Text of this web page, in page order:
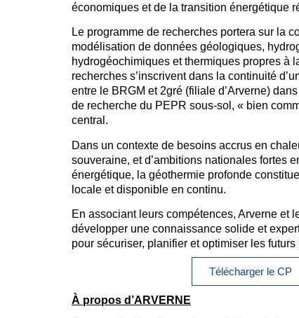
économiques et de la transition énergétique
Le programme de recherches portera sur la
modélisation de données géologiques,
hydrogéochimiques et thermiques propres à
recherches s’inscrivent dans la continuité
entre le BRGM et 2gré (filiale d’Arverne)
de recherche du PEPR sous-sol, « bien
central.
Dans un contexte de besoins accrus en
souveraine, et d’ambitions nationales fortes
énergétique, la géothermie profonde
locale et disponible en continu.
En associant leurs compétences, Arverne et
développer une connaissance solide et
pour sécuriser, planifier et optimiser les
Télécharger le CP
À propos d’ARVERNE